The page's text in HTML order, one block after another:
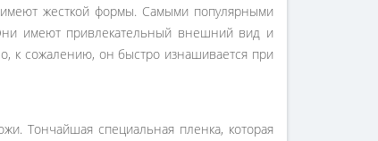
имеют жесткой формы. Самыми популярными
имеют привлекательный внешний вид и
к сожалению, он быстро изнашивается при
Тончайшая специальная пленка, которая